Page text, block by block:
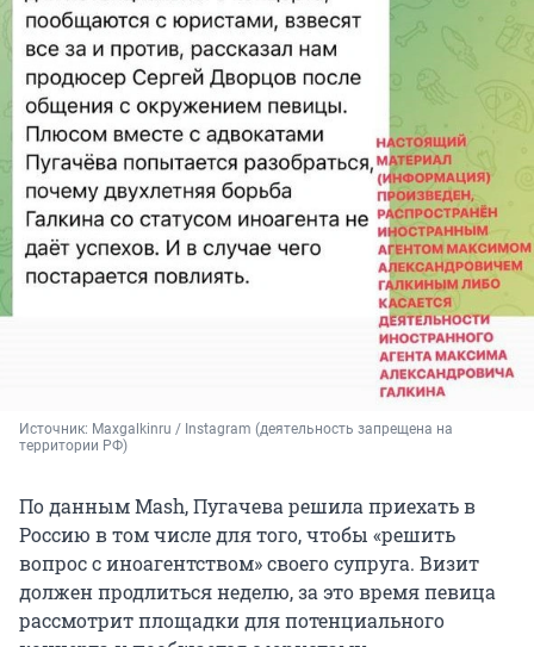
Источник: Maxgalkinru / Instagram (деятельность запрещена на
территории РФ)
По данным Mash, Пугачева решила приехать в
Россию в том числе для того, чтобы «решить
вопрос с иноагентством» своего супруга. Визит
должен продлиться неделю, за это время певица
рассмотрит площадки для потенциального